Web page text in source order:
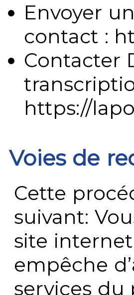
Envoyer
contact :
Contacter
https://
Voies de
Cette
suivant:
site
empêche
services du